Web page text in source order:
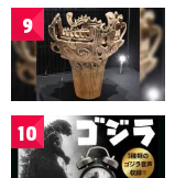
9
10